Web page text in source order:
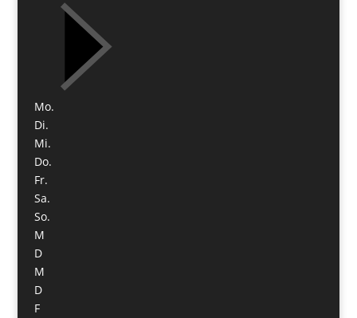
Mo.
Di.
Mi.
Do.
Fr.
Sa.
So.
M
D
M
D
F